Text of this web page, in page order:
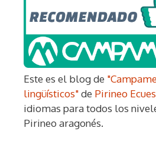
Este es el blog de
lingüísticos"de Pirineo
idiomas para todos los
Pirineo aragonés.